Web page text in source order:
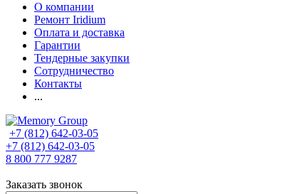
О компании
Ремонт Iridium
Оплата и доставка
Гарантии
Тендерные закупки
Сотрудничество
Контакты
...
+7 (812) 642-03-05
+7 (812) 642-03-05
8 800 777 9287
Заказать звонок